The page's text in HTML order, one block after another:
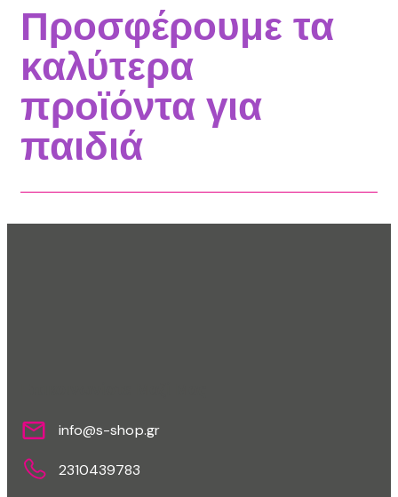
Προσφέρουμε τα
καλύτερα
προϊόντα για
παιδιά
info@s-shop.gr
2310439783